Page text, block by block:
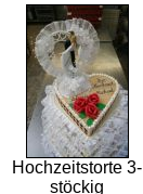
Hochzeitstorte 3-
stöckig